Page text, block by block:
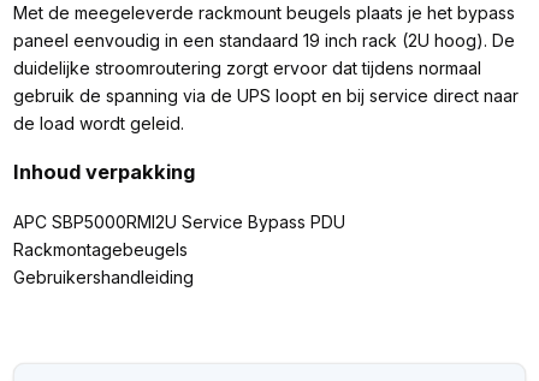
Met de meegeleverde rackmount beugels plaats je het bypass
paneel eenvoudig in een standaard 19 inch rack (2U hoog). De
duidelijke stroomroutering zorgt ervoor dat tijdens normaal
gebruik de spanning via de UPS loopt en bij service direct naar
de load wordt geleid.
Inhoud verpakking
APC SBP5000RMI2U Service Bypass PDU
Rackmontagebeugels
Gebruikershandleiding